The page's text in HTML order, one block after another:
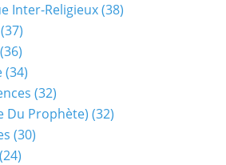
Inter-Religieux(38)
(37)
(36)
(34)
(32)
Du Prophète) (32)
(30)
(24)